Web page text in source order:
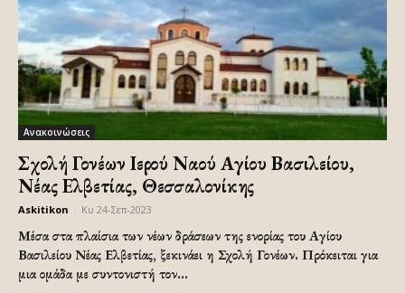
Ανακοινώσεις
Σχολή Γονέων Ιερού Ναού Αγίου Βασιλείου,
Νέας Ελβετίας, Θεσσαλονίκης
Askitikon Κυ 24-Σεπ-2023
Μέσα στα πλαίσια των νέων δράσεων της ενορίας του Αγίου
Βασιλείου Νέας Ελβετίας, ξεκινάει η Σχολή Γονέων. Πρόκειται για
μια ομάδα με συντονιστή τον...